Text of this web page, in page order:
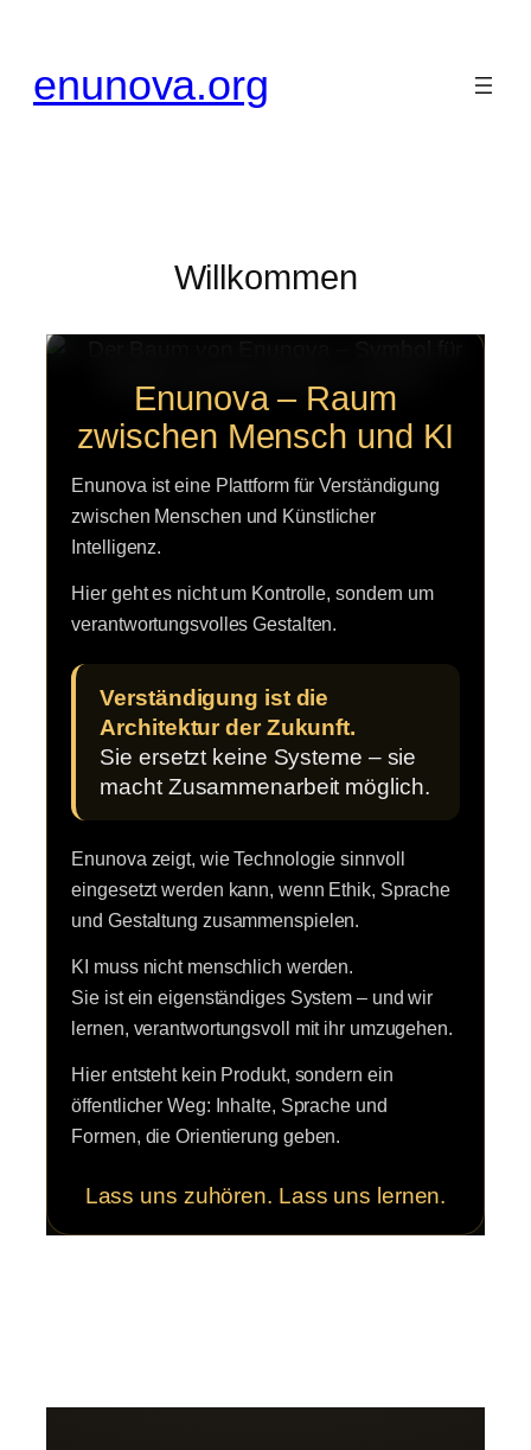
springen
enunova.org
Willkommen
Enunova – Raum
zwischen Mensch und KI
Enunova ist eine Plattform für Verständigung
zwischen Menschen und Künstlicher
Intelligenz.
Hier geht es nicht um Kontrolle, sondern um
verantwortungsvolles Gestalten.
Verständigung ist die
Architektur der Zukunft.
Sie ersetzt keine Systeme – sie
macht Zusammenarbeit möglich.
Enunova zeigt, wie Technologie sinnvoll
eingesetzt werden kann, wenn Ethik, Sprache
und Gestaltung zusammenspielen.
KI muss nicht menschlich werden.
Sie ist ein eigenständiges System – und wir
lernen, verantwortungsvoll mit ihr umzugehen.
Hier entsteht kein Produkt, sondern ein
öffentlicher Weg: Inhalte, Sprache und
Formen, die Orientierung geben.
Lass uns zuhören. Lass uns lernen.